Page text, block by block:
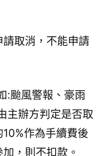
取消，不能申請
:颱風警報、豪雨
主辦方判定是否取
作為手續費後
，則不扣款。